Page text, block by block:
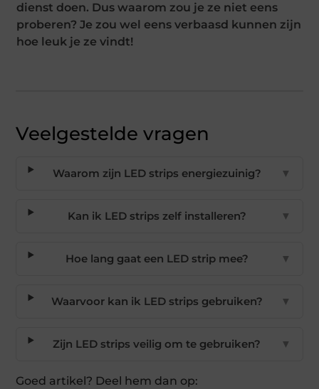
dienst doen. Dus waarom zou je ze niet eens
proberen? Je zou wel eens verbaasd kunnen zijn
hoe leuk je ze vindt!
Veelgestelde vragen
Waarom zijn LED strips energiezuinig? ▼
Kan ik LED strips zelf installeren? ▼
Hoe lang gaat een LED strip mee? ▼
Waarvoor kan ik LED strips gebruiken? ▼
Zijn LED strips veilig om te gebruiken? ▼
Goed artikel? Deel hem dan op: